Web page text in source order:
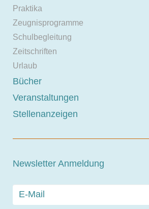
Praktika
Zeugnisprogramme
Schulbegleitung
Zeitschriften
Urlaub
Bücher
Veranstaltungen
Stellenanzeigen
Newsletter Anmeldung